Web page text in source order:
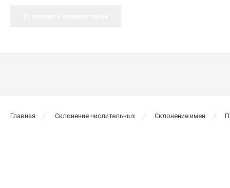
Главная Склонение числительных Склонение имен